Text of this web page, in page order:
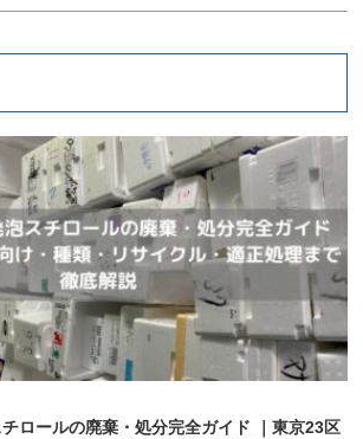
チロールの廃棄・処分完全ガイド ｜東京23区